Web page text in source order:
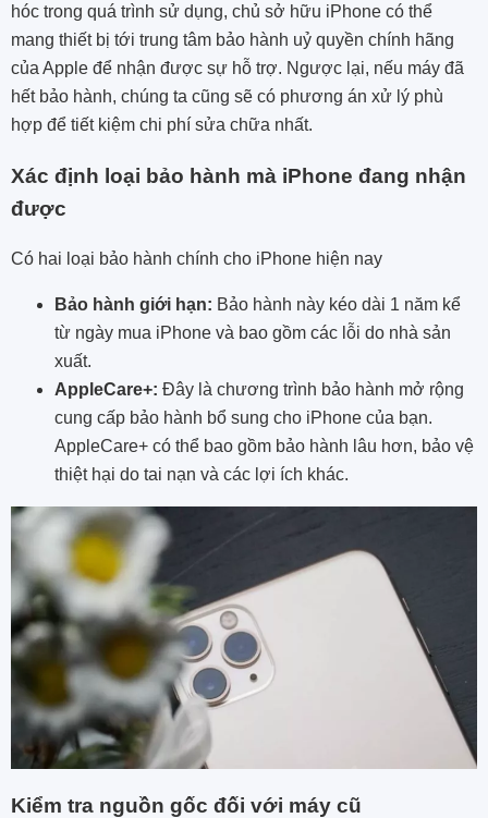
hóc trong quá trình sử dụng, chủ sở hữu iPhone có thể
mang thiết bị tới trung tâm bảo hành uỷ quyền chính hãng
của Apple để nhận được sự hỗ trợ. Ngược lại, nếu máy đã
hết bảo hành, chúng ta cũng sẽ có phương án xử lý phù
hợp để tiết kiệm chi phí sửa chữa nhất.
Xác định loại bảo hành mà iPhone đang nhận
được
Có hai loại bảo hành chính cho iPhone hiện nay
Bảo hành giới hạn: Bảo hành này kéo dài 1 năm kể
từ ngày mua iPhone và bao gồm các lỗi do nhà sản
xuất.
AppleCare+: Đây là chương trình bảo hành mở rộng
cung cấp bảo hành bổ sung cho iPhone của bạn.
AppleCare+ có thể bao gồm bảo hành lâu hơn, bảo vệ
thiệt hại do tai nạn và các lợi ích khác.
Kiểm tra nguồn gốc đối với máy cũ